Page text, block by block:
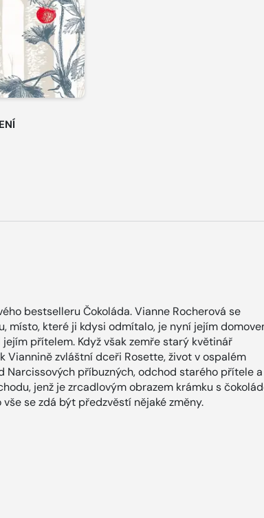
bestselleru Čokoláda. Vianne Rocherová se
místo, které ji kdysi odmítalo, je nyní jejím
jejím přítelem. Když však zemře starý květinář
Viannině zvláštní dceři Rosette, život v ospalém
Narcissových příbuzných, odchod starého přítele a
jenž je zrcadlovým obrazem krámku s
se zdá být předzvěstí nějaké změny.